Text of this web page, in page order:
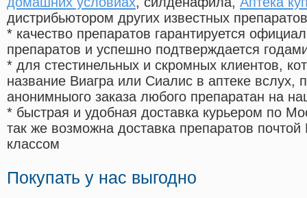
дистрибьютором других известных препаратов
* качество препаратов гарантируется
препаратов и успешно подтверждается
* для стестинельных и скромных клиентов,
название Виагра или Сиалис в аптеке вслух,
анонимныого заказа любого препаратан на
* быстрая и удобная доставка курьером по
так же возможна доставка препаратов
классом
Покупать у нас выгодно